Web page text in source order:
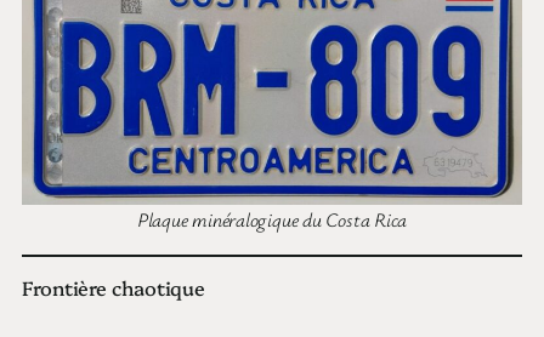
Plaque minéralogique du Costa Rica
Frontière chaotique